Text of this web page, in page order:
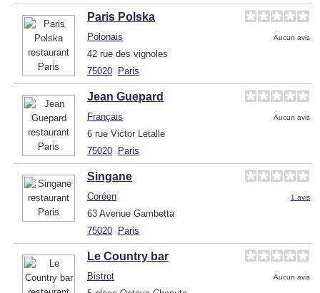
Paris Polska
Polonais Aucun avis
42 rue des vignoles
75020
Paris
Jean Guepard
Français Aucun avis
6 rue Victor Letalle
75020
Paris
Singane
Coréen 1 avis
63 Avenue Gambetta
75020
Paris
Le Country bar
Bistrot Aucun avis